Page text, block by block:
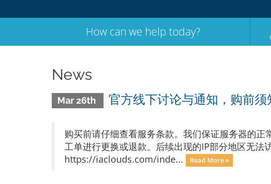
How can we help today?
News
Mar 26th 官方线下讨论与通知，购前须
购买前请仔细查看服务条款。我们保证服务器的
工单进行更换或退款。后续出现的IP部分地区无法
https://iaclouds.com/inde...
Read More »